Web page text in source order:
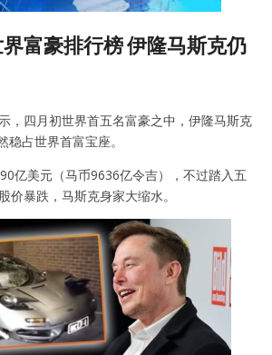
富豪排行榜 伊隆马斯克仍
，四月初世界首五名富豪之中，伊隆马斯克
稳占世界首富宝座。
亿美元（马币9636亿令吉），不过踏入五
股价暴跌，马斯克身家大缩水。